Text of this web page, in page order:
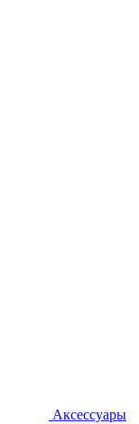
Аксессуары